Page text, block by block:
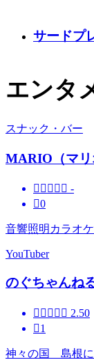
サードプ
エンタ
スナック・バー
MARIO（マリ
     -
0
音響照明カラオ
YouTuber
のぐちゃんね
     2.50
1
神々の国 島根に